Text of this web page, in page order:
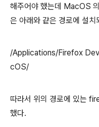
해주어야 했는데 MacOS
은 아래와 같은 경로에 설치
/Applications/Firefox
cOS/
따라서 위의 경로에 있는
했다.